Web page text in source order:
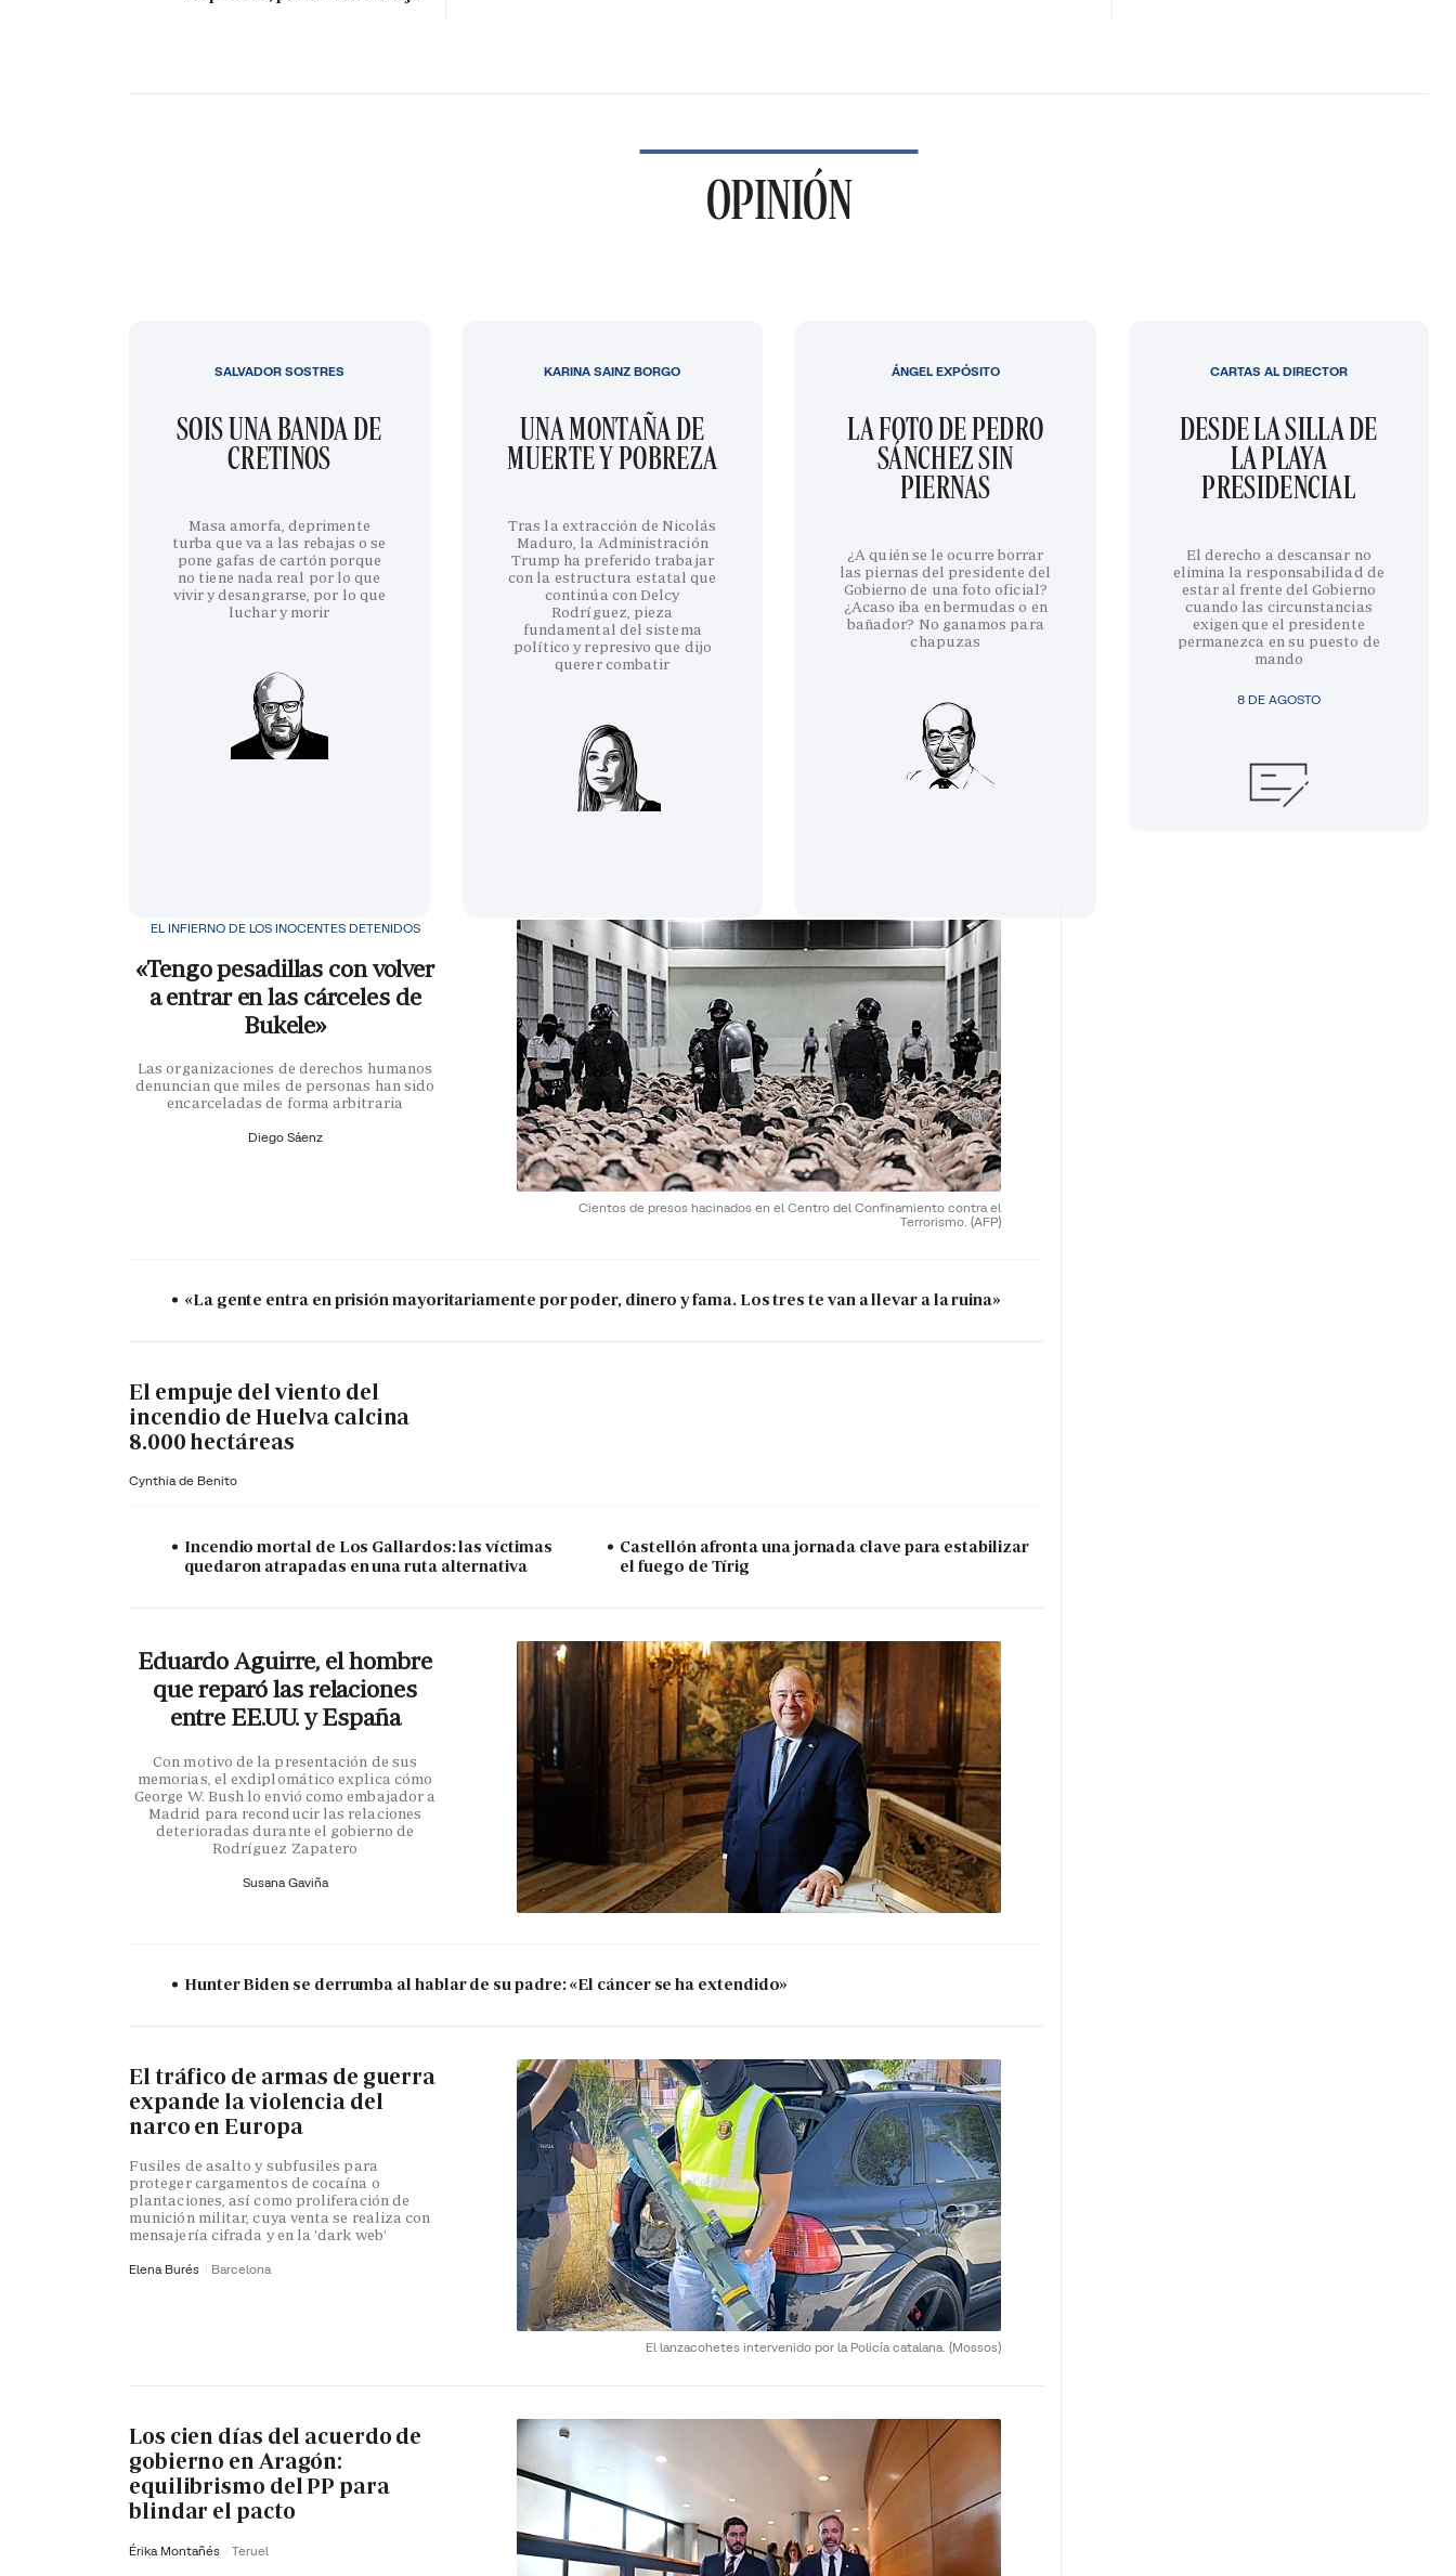
OPINIÓN
SOIS UNA BANDA DE
CRETINOS
Masa amorfa, deprimente
turba que va a las rebajas o se
pone gafas de cartón porque
no tiene nada real por lo que
vivir y desangrarse, por lo que
luchar y morir
SALVADOR SOSTRES
UNA MONTAÑA DE
MUERTE Y POBREZA
Tras la extracción de Nicolás
Maduro, la Administración
Trump ha preferido trabajar
con la estructura estatal que
continúa con Delcy
Rodríguez, pieza
fundamental del sistema
político y represivo que dijo
querer combatir
KARINA SAINZ BORGO
LA FOTO DE PEDRO
SÁNCHEZ SIN
PIERNAS
¿A quién se le ocurre borrar
las piernas del presidente del
Gobierno de una foto oficial?
¿Acaso iba en bermudas o en
bañador? No ganamos para
chapuzas
ÁNGEL EXPÓSITO
8 DE AGOSTO
DESDE LA SILLA DE
LA PLAYA
PRESIDENCIAL
El derecho a descansar no
elimina la responsabilidad de
estar al frente del Gobierno
cuando las circunstancias
exigen que el presidente
permanezca en su puesto de
mando
CARTAS AL DIRECTOR
Cientos de presos hacinados en el Centro del Confinamiento contra el
Terrorismo. (AFP)
EL INFIERNO DE LOS INOCENTES DETENIDOS
«Tengo pesadillas con volver
a entrar en las cárceles de
Bukele»
Las organizaciones de derechos humanos
denuncian que miles de personas han sido
encarceladas de forma arbitraria
Diego Sáenz
«La gente entra en prisión mayoritariamente por poder, dinero y fama. Los tres te van a llevar a la ruina»
El empuje del viento del
incendio de Huelva calcina
8.000 hectáreas
Cynthia de Benito
Incendio mortal de Los Gallardos: las víctimas
quedaron atrapadas en una ruta alternativa
Castellón afronta una jornada clave para estabilizar
el fuego de Tírig
Eduardo Aguirre, el hombre
que reparó las relaciones
entre EE.UU. y España
Con motivo de la presentación de sus
memorias, el exdiplomático explica cómo
George W. Bush lo envió como embajador a
Madrid para reconducir las relaciones
deterioradas durante el gobierno de
Rodríguez Zapatero
Susana Gaviña
Hunter Biden se derrumba al hablar de su padre: «El cáncer se ha extendido»
El lanzacohetes intervenido por la Policía catalana. (Mossos)
El tráfico de armas de guerra
expande la violencia del
narco en Europa
Fusiles de asalto y subfusiles para
proteger cargamentos de cocaína o
plantaciones, así como proliferación de
munición militar, cuya venta se realiza con
mensajería cifrada y en la 'dark web'
Elena Burés Barcelona
Los cien días del acuerdo de
gobierno en Aragón:
equilibrismo del PP para
blindar el pacto
Érika Montañés Teruel